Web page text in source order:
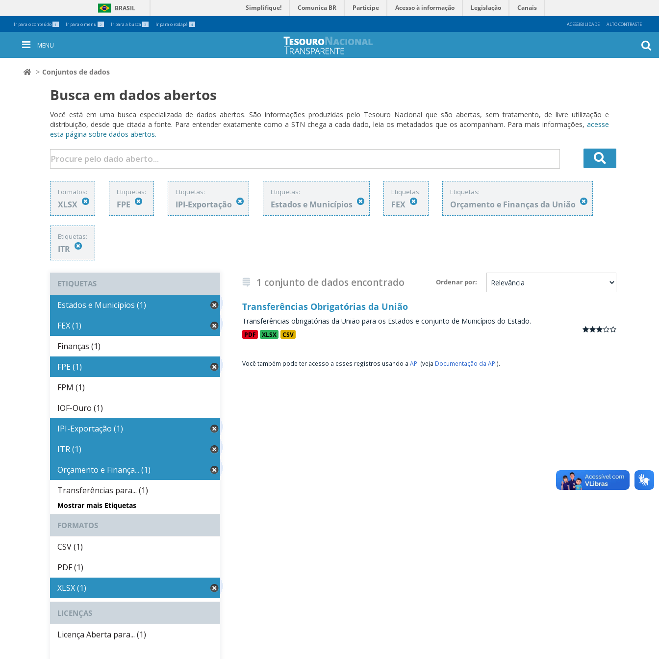
Ir para o conteúdo 1 Ir para o menu 2 Ir para a busca 3 Ir para o rodapé 4 ACESSIBILIDADE ALTO CONTRASTE
BRASIL Simplifique! Comunica BR Participe Acesso à informação Legislação Canais
Ferramentas
Pessoais
MENU
Conjuntos de dados
Busca em dados abertos
Você está em uma busca especializada de dados abertos. São informações produzidas pelo Tesouro Nacional que são abertas, sem tratamento, de livre utilização e
distribuição, desde que citada a fonte. Para entender exatamente como a STN chega a cada dado, leia os metadados que os acompanham. Para mais informações, acesse
esta página sobre dados abertos.
Formatos:
XLSX
Etiquetas:
FPE
Etiquetas:
IPI-Exportação
Etiquetas:
Estados e Municípios
Etiquetas:
FEX
Etiquetas:
Orçamento e Finanças da União
Etiquetas:
ITR
Ordenar por
1 conjunto de dados encontrado
Transferências Obrigatórias da União
Transferências obrigatórias da União para os Estados e conjunto de Municípios do Estado.
PDF XLSX CSV
Você também pode ter acesso a esses registros usando a API (veja Documentação da API).
ETIQUETAS
Estados e Municípios (1)
FEX (1)
Finanças (1)
FPE (1)
FPM (1)
IOF-Ouro (1)
IPI-Exportação (1)
ITR (1)
Orçamento e Finança... (1)
Transferências para... (1)
Mostrar mais Etiquetas
FORMATOS
CSV (1)
PDF (1)
XLSX (1)
LICENÇAS
Licença Aberta para... (1)